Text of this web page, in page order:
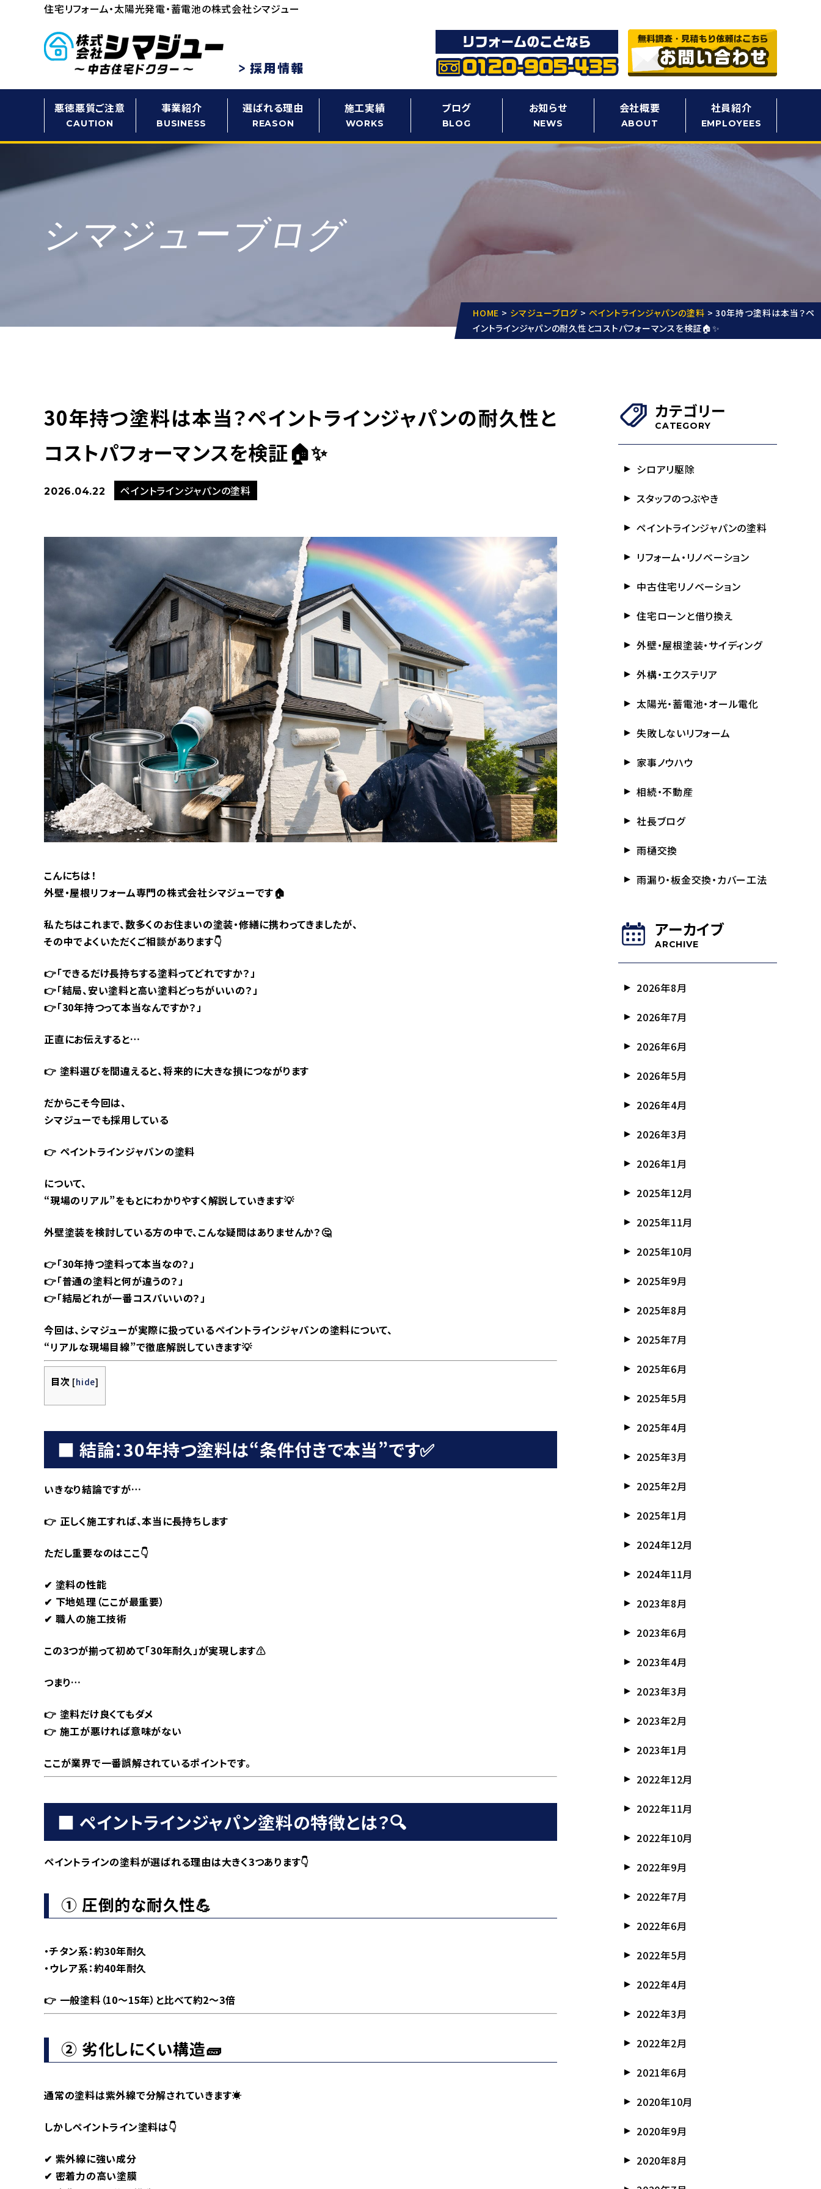
住宅リフォーム・太陽光発電・蓄電池の株式会社シマジュー
悪徳悪質ご注意
CAUTION
事業紹介
BUSINESS
選ばれる理由
REASON
施工実績
WORKS
ブログ
BLOG
お知らせ
NEWS
会社概要
ABOUT
社員紹介
EMPLOYEES
シマジューブログ
HOME > シマジューブログ> ペイントラインジャパンの塗料 >30年持つ塗料は本当？ペ
イントラインジャパンの耐久性とコストパフォーマンスを検証🏠✨
30年持つ塗料は本当？ペイントラインジャパンの耐久性と
コストパフォーマンスを検証🏠✨
2026.04.22 ペイントラインジャパンの塗料
こんにちは！
外壁・屋根リフォーム専門の株式会社シマジューです🏠
私たちはこれまで、数多くのお住まいの塗装・修繕に携わってきましたが、
その中でよくいただくご相談があります👇
👉「できるだけ長持ちする塗料ってどれですか？」
👉「結局、安い塗料と高い塗料どっちがいいの？」
👉「30年持つって本当なんですか？」
正直にお伝えすると…
👉 塗料選びを間違えると、将来的に大きな損につながります
だからこそ今回は、
シマジューでも採用している
👉 ペイントラインジャパンの塗料
について、
“現場のリアル”をもとにわかりやすく解説していきます💡
外壁塗装を検討している方の中で、こんな疑問はありませんか？🤔
👉「30年持つ塗料って本当なの？」
👉「普通の塗料と何が違うの？」
👉「結局どれが一番コスパいいの？」
今回は、シマジューが実際に扱っているペイントラインジャパンの塗料について、
“リアルな現場目線”で徹底解説していきます💡
目次 [hide]
■ 結論：30年持つ塗料は“条件付きで本当”です✅
いきなり結論ですが…
👉 正しく施工すれば、本当に長持ちします
ただし重要なのはここ👇
✔ 塗料の性能
✔ 下地処理（ここが最重要）
✔ 職人の施工技術
この3つが揃って初めて「30年耐久」が実現します⚠️
つまり…
👉 塗料だけ良くてもダメ
👉 施工が悪ければ意味がない
ここが業界で一番誤解されているポイントです。
■ ペイントラインジャパン塗料の特徴とは？🔍
ペイントラインの塗料が選ばれる理由は大きく3つあります👇
① 圧倒的な耐久性💪
・チタン系：約30年耐久
・ウレア系：約40年耐久
👉 一般塗料（10〜15年）と比べて約2〜3倍
② 劣化しにくい構造🧱
通常の塗料は紫外線で分解されていきます☀️
しかしペイントライン塗料は👇
✔ 紫外線に強い成分
✔ 密着力の高い塗膜
カテゴリー
CATEGORY
シロアリ駆除
スタッフのつぶやき
ペイントラインジャパンの塗料
リフォーム・リノベーション
中古住宅リノベーション
住宅ローンと借り換え
外壁・屋根塗装・サイディング
外構・エクステリア
太陽光・蓄電池・オール電化
失敗しないリフォーム
家事ノウハウ
相続・不動産
社長ブログ
雨樋交換
雨漏り・板金交換・カバー工法
アーカイブ
ARCHIVE
2026年8月
2026年7月
2026年6月
2026年5月
2026年4月
2026年3月
2026年1月
2025年12月
2025年11月
2025年10月
2025年9月
2025年8月
2025年7月
2025年6月
2025年5月
2025年4月
2025年3月
2025年2月
2025年1月
2024年12月
2024年11月
2023年8月
2023年6月
2023年4月
2023年3月
2023年2月
2023年1月
2022年12月
2022年11月
2022年10月
2022年9月
2022年7月
2022年6月
2022年5月
2022年4月
2022年3月
2022年2月
2021年6月
2020年10月
2020年9月
2020年8月